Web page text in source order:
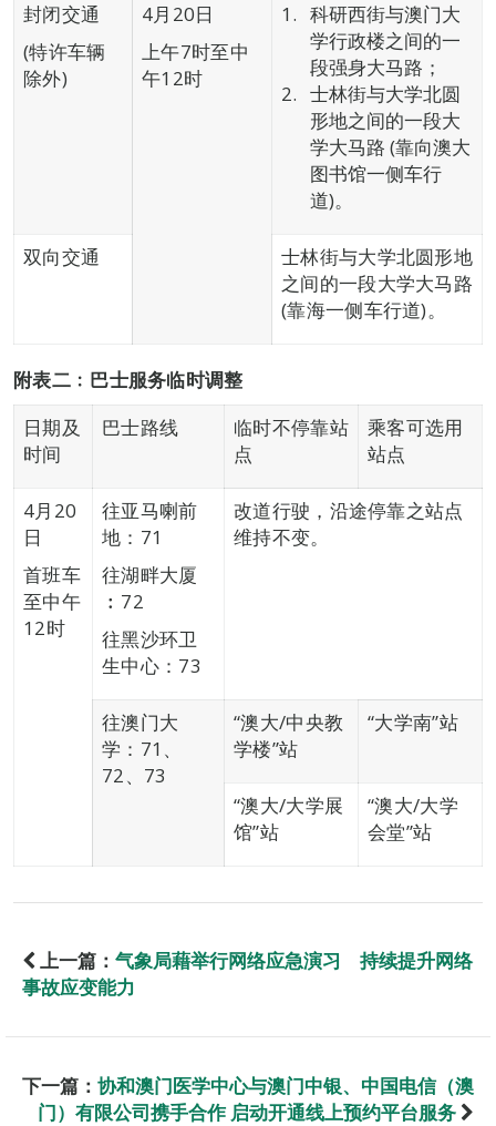
封闭交通
(特许车辆
除外)
4月20日
上午7时至中
午12时
科研西街与澳门大
学行政楼之间的一
段强身大马路；
士林街与大学北圆
形地之间的一段大
学大马路 (靠向澳大
图书馆一侧车行
道)。
双向交通
士林街与大学北圆形地
之间的一段大学大马路
(靠海一侧车行道)。
附表二﹕巴士服务临时调整
日期及
时间
巴士路线
临时不停靠站
点
乘客可选用
站点
4月20
日
首班车
至中午
12时
往亚马喇前
地：71
往湖畔大厦
︰72
往黑沙环卫
生中心：73
改道行驶，沿途停靠之站点
维持不变。
往澳门大
学：71、
72、73
“澳大/中央教
学楼”站
“大学南”站
“澳大/大学展
馆”站
“澳大/大学
会堂”站
上一篇： 气象局藉举行网络应急演习 持续提升网络
事故应变能力
下一篇： 协和澳门医学中心与澳门中银、中国电信（澳
门）有限公司携手合作 启动开通线上预约平台服务